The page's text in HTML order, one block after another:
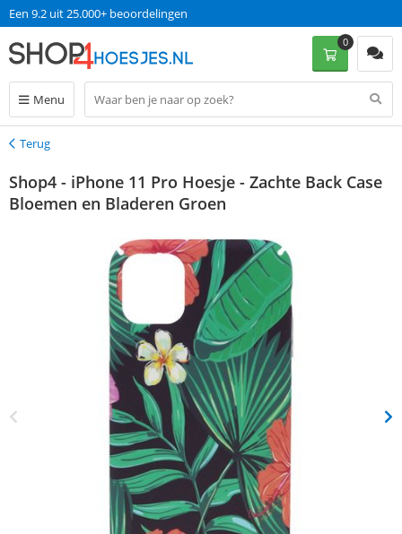
Een 9.2 uit 25.000+ beoordelingen
Menu
0
Terug
Terug
Shop4 - iPhone 11 Pro Hoesje - Zachte Back Case
Bloemen en Bladeren Groen